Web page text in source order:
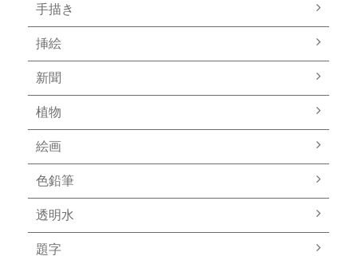
手描き
挿絵
新聞
植物
絵画
色鉛筆
透明水
題字